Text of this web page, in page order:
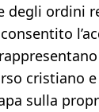
degli ordini
cristiano
sulla